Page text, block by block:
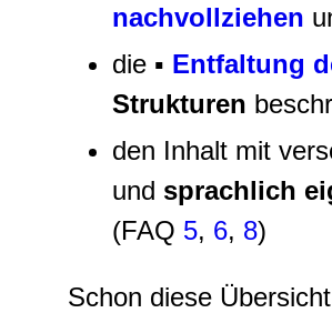
nachvollziehen
die ▪ Entfaltung
Strukturen
den Inhalt mit
und sprachlich
(FAQ 5, 6, 8)
Schon diese